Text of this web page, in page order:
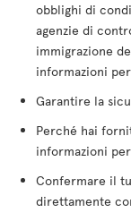
obblighi di
agenzie di
immigrazione
informazioni
Garantire la
Perché hai
informazioni
Confermare il
direttamente